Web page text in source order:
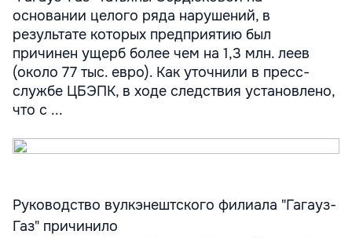
основании целого ряда нарушений, в
результате которых предприятию был
причинен ущерб более чем на 1,3 млн. леев
(около 77 тыс. евро). Как уточнили в пресс-
службе ЦБЭПК, в ходе следствия установлено,
что с ...
Руководство вулкэнештского филиала "Гагауз-
Газ" причинило